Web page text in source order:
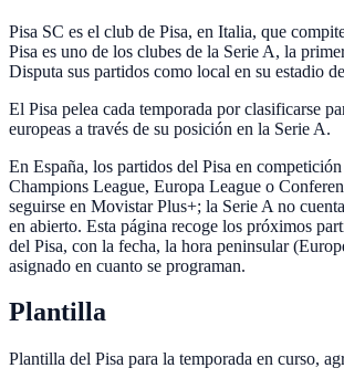
Pisa SC es el club de Pisa, en Italia, que
Pisa es uno de los clubes de la Serie A, la
Disputa sus partidos como local en su estadio
El Pisa pelea cada temporada por clasificarse
europeas a través de su posición en la Serie A.
En España, los partidos del Pisa en
Champions League, Europa League o
seguirse en Movistar Plus+; la Serie A no
en abierto. Esta página recoge los próximos
del Pisa, con la fecha, la hora peninsular
asignado en cuanto se programan.
Plantilla
Plantilla del Pisa para la temporada en curso,